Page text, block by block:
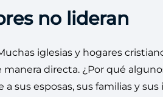
no lideran
iglesias y hogares
directa. ¿Por qué
sus esposas, sus familias y sus